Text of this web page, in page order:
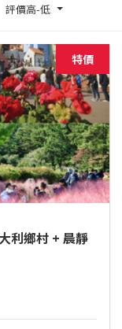
評價高-低
特價
利鄉村 + 晨靜